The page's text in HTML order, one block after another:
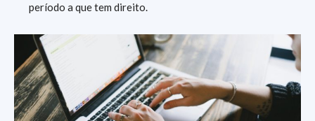
período a que tem direito.